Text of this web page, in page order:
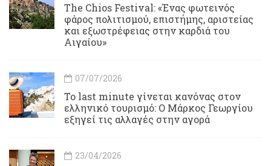
Τhe Chios Festival: «Ένας φωτεινός
φάρος πολιτισμού, επιστήμης, αριστείας
και εξωστρέφειας στην καρδιά του
Αιγαίου»
07/07/2026
Το last minute γίνεται κανόνας στον
ελληνικό τουρισμό: Ο Μάρκος Γεωργίου
εξηγεί τις αλλαγές στην αγορά
23/04/2026